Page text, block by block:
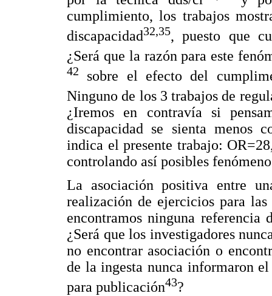
cumplimiento, los trabajos
discapacidad32,35, puesto que
¿Será que la razón para este
42
sobre el efecto del
Ninguno de los 3 trabajos de
¿Iremos en contravía si
discapacidad se sienta menos
indica el presente trabajo:
controlando así posibles
La asociación positiva entre
realización de ejercicios para
encontramos ninguna referencia
¿Será que los investigadores
no encontrar asociación o
de la ingesta nunca informaron
para publicación43?